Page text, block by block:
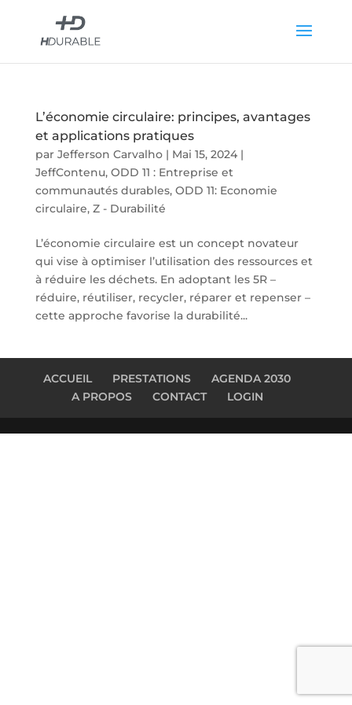
L’économie circulaire: principes, avantages
et applications pratiques
par Jefferson Carvalho| Mai 15, 2024|
JeffContenu, ODD 11 : Entreprise et
communautés durables, ODD 11: Economie
circulaire, Z - Durabilité
L’économie circulaire est un concept novateur
qui vise à optimiser l’utilisation des ressources et
à réduire les déchets. En adoptant les 5R –
réduire, réutiliser, recycler, réparer et repenser –
cette approche favorise la durabilité...
ACCUEIL PRESTATIONS
AGENDA 2030
A PROPOS
CONTACT LOGIN